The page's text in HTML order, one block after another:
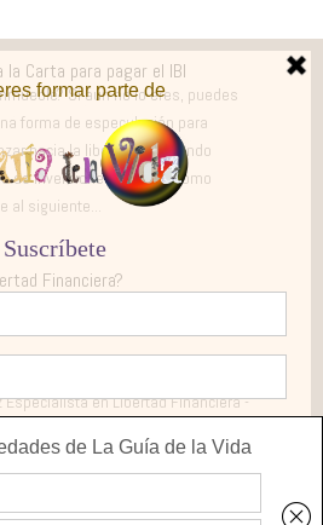
la Carta para pagar el IBI
Si aún no lo eres, puedes
forma de especulación para
hacia la libertad generando
de inversiones futuras. Cómo
al siguiente...
Financiera?
Especialista en Libertad Financiera -